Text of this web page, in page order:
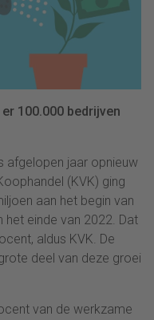
100.000 bedrijven
afgelopen jaar opnieuw
(KVK) ging
aan het begin van
het einde van 2022. Dat
aldus KVK. De
deel van deze groei
van de werkzame